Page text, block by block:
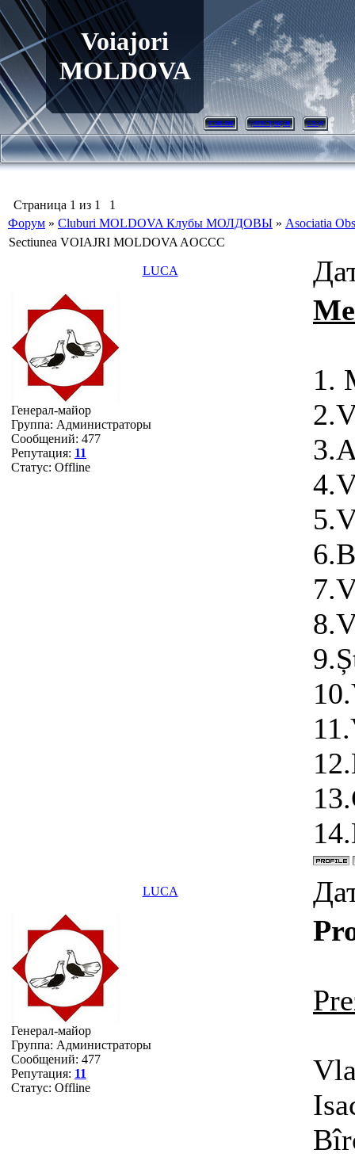
Voiajori
MOLDOVA
главная регистрация вход
Страница 1 из 1
1
Форум » Cluburi MOLDOVA Клубы МОЛДОВЫ » Asociatia
Sectiunea VOIAJRI MOLDOVA AOCCC
LUCA
Генерал-майор
Группа: Администраторы
Сообщений: 477
Репутация: 11
Статус: Offline
1.
LUCA
Генерал-майор
Группа: Администраторы
Сообщений: 477
Репутация: 11
Статус: Offline